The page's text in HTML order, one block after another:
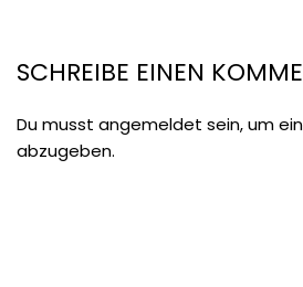
SCHREIBE EINEN
Du musst angemeldet sein, um
abzugeben.